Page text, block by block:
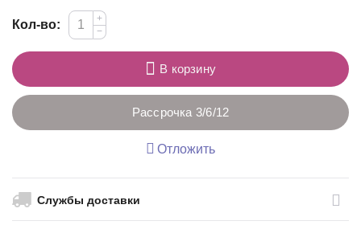
Кол-во:
+
−
В корзину
Рассрочка 3/6/12
Отложить
Службы доставки